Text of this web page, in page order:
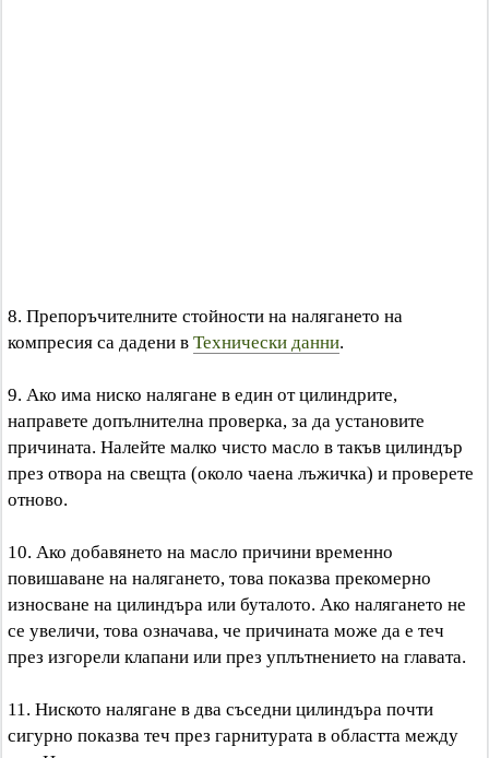
8. Препоръчителните стойности на налягането на
компресия са дадени в Технически данни.
9. Ако има ниско налягане в един от цилиндрите,
направете допълнителна проверка, за да установите
причината. Налейте малко чисто масло в такъв цилиндър
през отвора на свещта (около чаена лъжичка) и проверете
отново.
10. Ако добавянето на масло причини временно
повишаване на налягането, това показва прекомерно
износване на цилиндъра или буталото. Ако налягането не
се увеличи, това означава, че причината може да е теч
през изгорели клапани или през уплътнението на главата.
11. Ниското налягане в два съседни цилиндъра почти
сигурно показва теч през гарнитурата в областта между